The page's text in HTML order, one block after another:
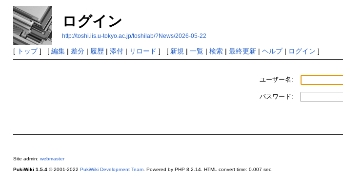
ログイン
http://toshi.iis.u-tokyo.ac.jp/toshilab/?News/2026-05-22
[ トップ] [ 編集| 差分| 履歴| 添付| リロード ] [ 新規 | 一覧| 検索| 最終更新| ヘルプ| ログイン ]
ユーザー名:
パスワード:
Site admin: webmaster
PukiWiki 1.5.4© 2001-2022 PukiWiki Development Team. Powered by PHP 8.2.14. HTML convert time: 0.007 sec.